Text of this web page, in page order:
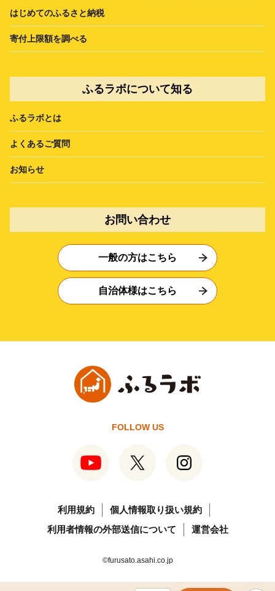
はじめてのふるさと納税
寄付上限額を調べる
ふるラボについて知る
ふるラボとは
よくあるご質問
お知らせ
お問い合わせ
一般の方はこちら
自治体様はこちら
FOLLOW US
利用規約
個人情報取り扱い規約
利用者情報の外部送信について
運営会社
©furusato.asahi.co.jp